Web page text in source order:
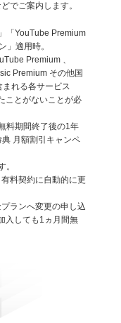
でご案内します。
「YouTube Premium
」適用時。
Premium 、
Premium その他国
れる各サービス
ことがないことが必
料期間終了後の1年
月額割引キャンペ
。
料契約に自動的に更
ランへ変更の申し込
入しても1ヵ月間無